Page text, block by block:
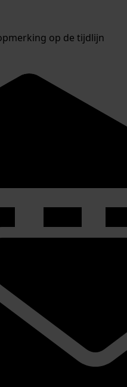
op de tijdlijn